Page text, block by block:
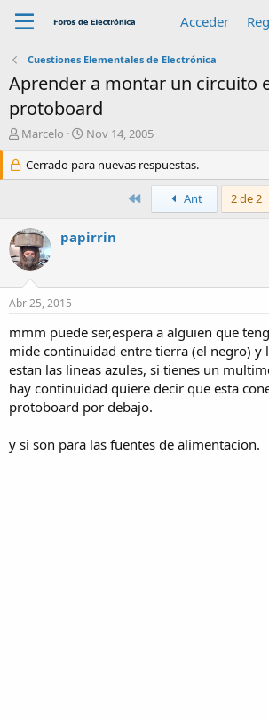
Acceder
Cuestiones Elementales de Electrónica
Aprender a montar un circuito
protoboard
A
t
o
Marcelo
F
c
h
e
i
c
Nov 14, 2005
Cerrado para nuevas respuestas.
PrimeroAnt 2 de 2
papirrin
Abr 25, 2015
mmm puede ser,espera a alguien que
mide continuidad entre tierra (el negro) y
estan las lineas azules, si tienes un
hay continuidad quiere decir que esta
protoboard por debajo.
y si son para las fuentes de alimentacion.